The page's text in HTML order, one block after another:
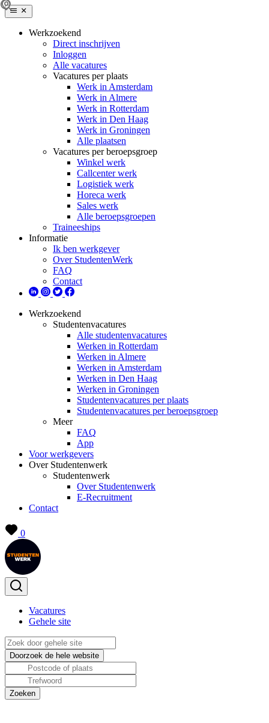
Werkzoekend
Direct inschrijven
Inloggen
Alle vacatures
Vacatures per plaats
Werk in Amsterdam
Werk in Almere
Werk in Rotterdam
Werk in Den Haag
Werk in Groningen
Alle plaatsen
Vacatures per beroepsgroep
Winkel werk
Callcenter werk
Logistiek werk
Horeca werk
Sales werk
Alle beroepsgroepen
Traineeships
Informatie
Ik ben werkgever
Over StudentenWerk
FAQ
Contact
Werkzoekend
Studentenvacatures
Alle studentenvacatures
Werken in Rotterdam
Werken in Almere
Werken in Amsterdam
Werken in Den Haag
Werken in Groningen
Studentenvacatures per plaats
Studentenvacatures per beroepsgroep
Meer
FAQ
App
Voor werkgevers
Over Studentenwerk
Studentenwerk
Over Studentenwerk
E-Recruitment
Contact
0
Vacatures
Gehele site